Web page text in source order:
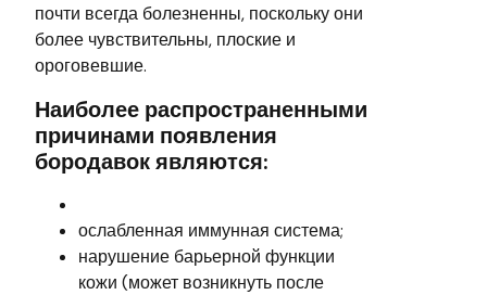
почти всегда болезненны, поскольку они
более чувствительны, плоские и
ороговевшие.
Наиболее распространенными
причинами появления
бородавок являются:
ослабленная иммунная система;
нарушение барьерной функции
кожи (может возникнуть после